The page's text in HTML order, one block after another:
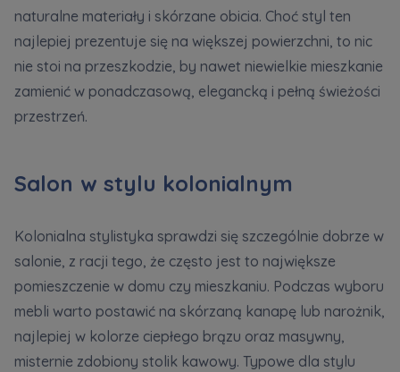
naturalne materiały i skórzane obicia. Choć styl ten
najlepiej prezentuje się na większej powierzchni, to nic
nie stoi na przeszkodzie, by nawet niewielkie mieszkanie
zamienić w ponadczasową, elegancką i pełną świeżości
przestrzeń.
Salon w stylu kolonialnym
Kolonialna stylistyka sprawdzi się szczególnie dobrze w
salonie, z racji tego, że często jest to największe
pomieszczenie w domu czy mieszkaniu. Podczas wyboru
mebli warto postawić na skórzaną kanapę lub narożnik,
najlepiej w kolorze ciepłego brązu oraz masywny,
misternie zdobiony stolik kawowy. Typowe dla stylu